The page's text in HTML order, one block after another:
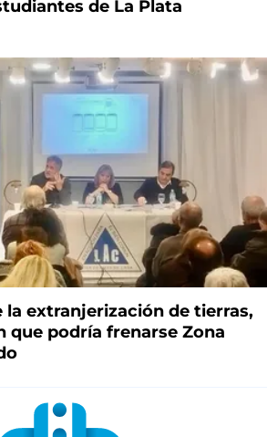
de La Plata
la extranjerización de tierras,
que podría frenarse Zona